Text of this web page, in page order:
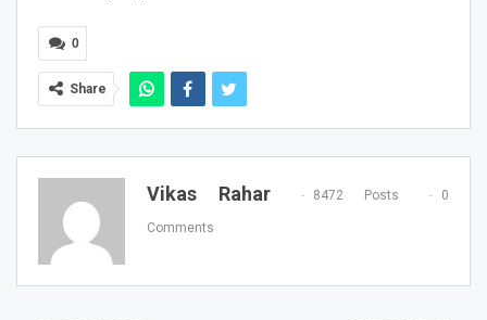
0
Share
Vikas Rahar 8472 Posts 0
Comments